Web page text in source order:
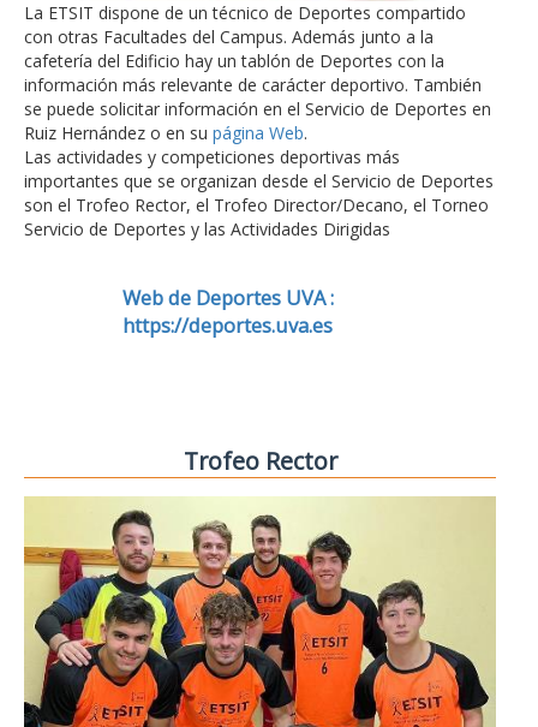
La ETSIT dispone de un técnico de Deportes compartido
con otras Facultades del Campus. Además junto a la
cafetería del Edificio hay un tablón de Deportes con la
información más relevante de carácter deportivo. También
se puede solicitar información en el Servicio de Deportes en
Ruiz Hernández o en su página Web.
Las actividades y competiciones deportivas más
importantes que se organizan desde el Servicio de Deportes
son el Trofeo Rector, el Trofeo Director/Decano, el Torneo
Servicio de Deportes y las Actividades Dirigidas
Web de Deportes UVA :
https://deportes.uva.es
Trofeo Rector